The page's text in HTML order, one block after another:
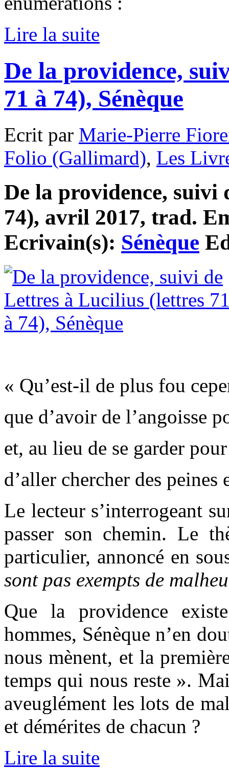
Lire la suite
De la providence,
71 à 74), Sénèque
Ecrit par Marie-Pierre
Folio (Gallimard), Les
De la providence, suivi
74), avril 2017, trad.
Ecrivain(s): Sénèque
« Qu’est-il de plus fou
que d’avoir de l’angoisse
et, au lieu de se garder
d’aller chercher des peines
Le lecteur s’interrogeant
passer son chemin. Le
particulier, annoncé en
sont pas exempts de
Que la providence
hommes, Sénèque n’en
nous mènent, et la
temps qui nous reste ».
aveuglément les lots de
et démérites de chacun ?
Lire la suite